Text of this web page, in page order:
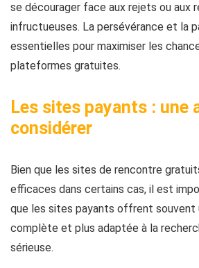
se décourager face aux rejets ou aux
infructueuses. La persévérance et la
essentielles pour maximiser les
plateformes gratuites.
Les sites payants : une
considérer
Bien que les sites de rencontre
efficaces dans certains cas, il est
que les sites payants offrent souvent
complète et plus adaptée à la
sérieuse.